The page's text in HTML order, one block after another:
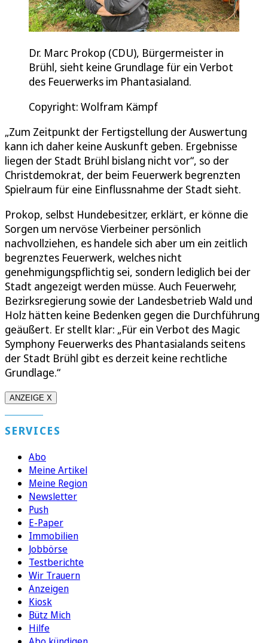
Dr. Marc Prokop (CDU), Bürgermeister in
Brühl, sieht keine Grundlage für ein Verbot
des Feuerwerks im Phantasialand.
Copyright: Wolfram Kämpf
„Zum Zeitpunkt der Fertigstellung der Auswertung
kann ich daher keine Auskunft geben. Ergebnisse
liegen der Stadt Brühl bislang nicht vor“, so der
Christdemokrat, der beim Feuerwerk begrenzten
Spielraum für eine Einflussnahme der Stadt sieht.
Prokop, selbst Hundebesitzer, erklärt, er könne die
Sorgen um nervöse Vierbeiner persönlich
nachvollziehen, es handele sich aber um ein zeitlich
begrenztes Feuerwerk, welches nicht
genehmigungspflichtig sei, sondern lediglich bei der
Stadt angezeigt werden müsse. Auch Feuerwehr,
Bezirksregierung sowie der Landesbetrieb Wald und
Holz hätten keine Bedenken gegen die Durchführung
geäußert. Er stellt klar: „Für ein Verbot des Magic
Symphony Feuerwerks des Phantasialands seitens
der Stadt Brühl gibt es derzeit keine rechtliche
Grundlage.“
ANZEIGE X
SERVICES
Abo
Meine Artikel
Meine Region
Newsletter
Push
E-Paper
Immobilien
Jobbörse
Testberichte
Wir Trauern
Anzeigen
Kiosk
Bütz Mich
Hilfe